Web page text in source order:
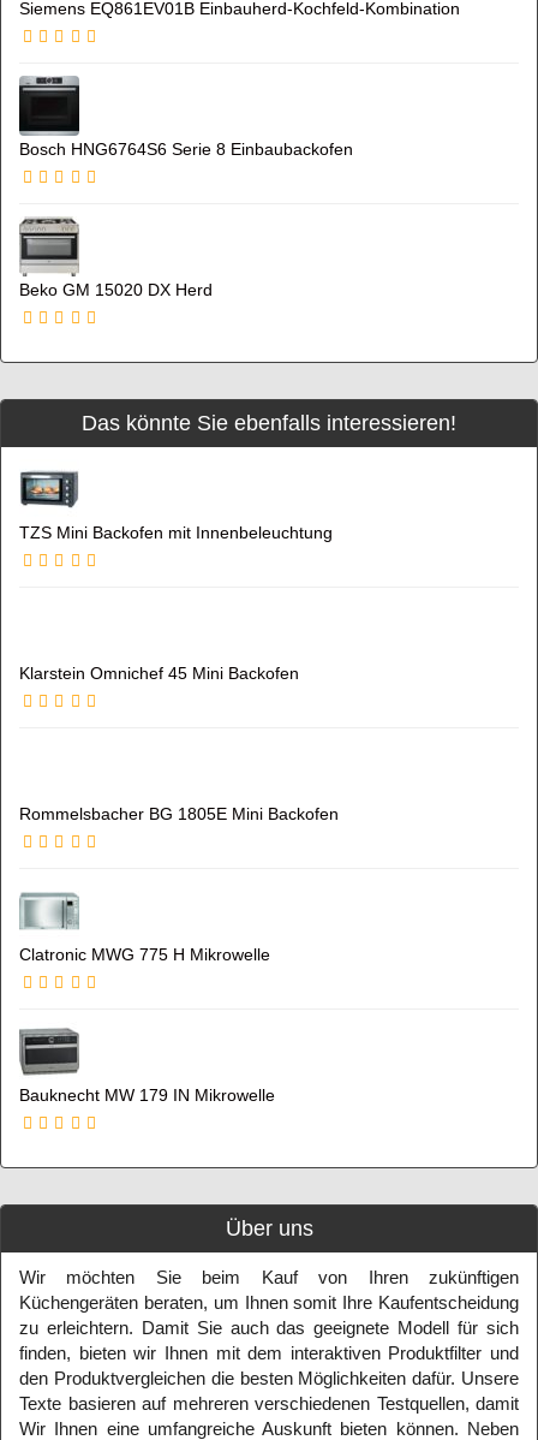
Siemens EQ861EV01B Einbauherd-Kochfeld-Kombination
Bosch HNG6764S6 Serie 8 Einbaubackofen
Beko GM 15020 DX Herd
Das könnte Sie ebenfalls interessieren!
TZS Mini Backofen mit Innenbeleuchtung
Klarstein Omnichef 45 Mini Backofen
Rommelsbacher BG 1805E Mini Backofen
Clatronic MWG 775 H Mikrowelle
Bauknecht MW 179 IN Mikrowelle
Über uns
Wir möchten Sie beim Kauf von Ihren zukünftigen
Küchengeräten beraten, um Ihnen somit Ihre Kaufentscheidung
zu erleichtern. Damit Sie auch das geeignete Modell für sich
finden, bieten wir Ihnen mit dem interaktiven Produktfilter und
den Produktvergleichen die besten Möglichkeiten dafür. Unsere
Texte basieren auf mehreren verschiedenen Testquellen, damit
Wir Ihnen eine umfangreiche Auskunft bieten können. Neben